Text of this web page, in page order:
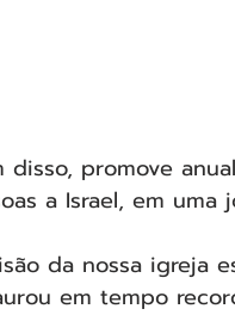
disso, promove
a Israel, em uma
da nossa igreja
em tempo